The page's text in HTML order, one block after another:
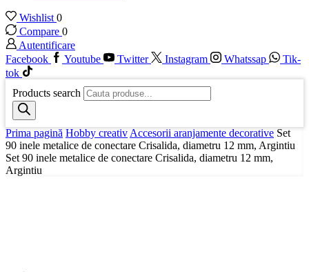
Wishlist 0
Compare 0
Autentificare
Facebook
Youtube Twitter Instagram Whatssap
Tik-
tok
Products search
Prima pagină Hobby creativ Accesorii aranjamente decorative Set
90 inele metalice de conectare Crisalida, diametru 12 mm, Argintiu
Set 90 inele metalice de conectare Crisalida, diametru 12 mm,
Argintiu